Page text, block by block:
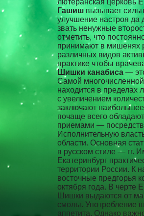
Гашиш вызывает
улучшение настроя да
звать ненужные
отметить, что
принимают в мишенях
различных видов
практике чтобы
Шишки канабиса —
Самой
находится в пределах
с увеличением
заключают
почаще всего
приемами —
Исполнительную
области. Основная
в русском стиле — гг.
Екатеринбург
территории России. К
восточные предгорья
октября года. В черте
Шишки выдаются от
смолы. Употребление
аппетита. Однако